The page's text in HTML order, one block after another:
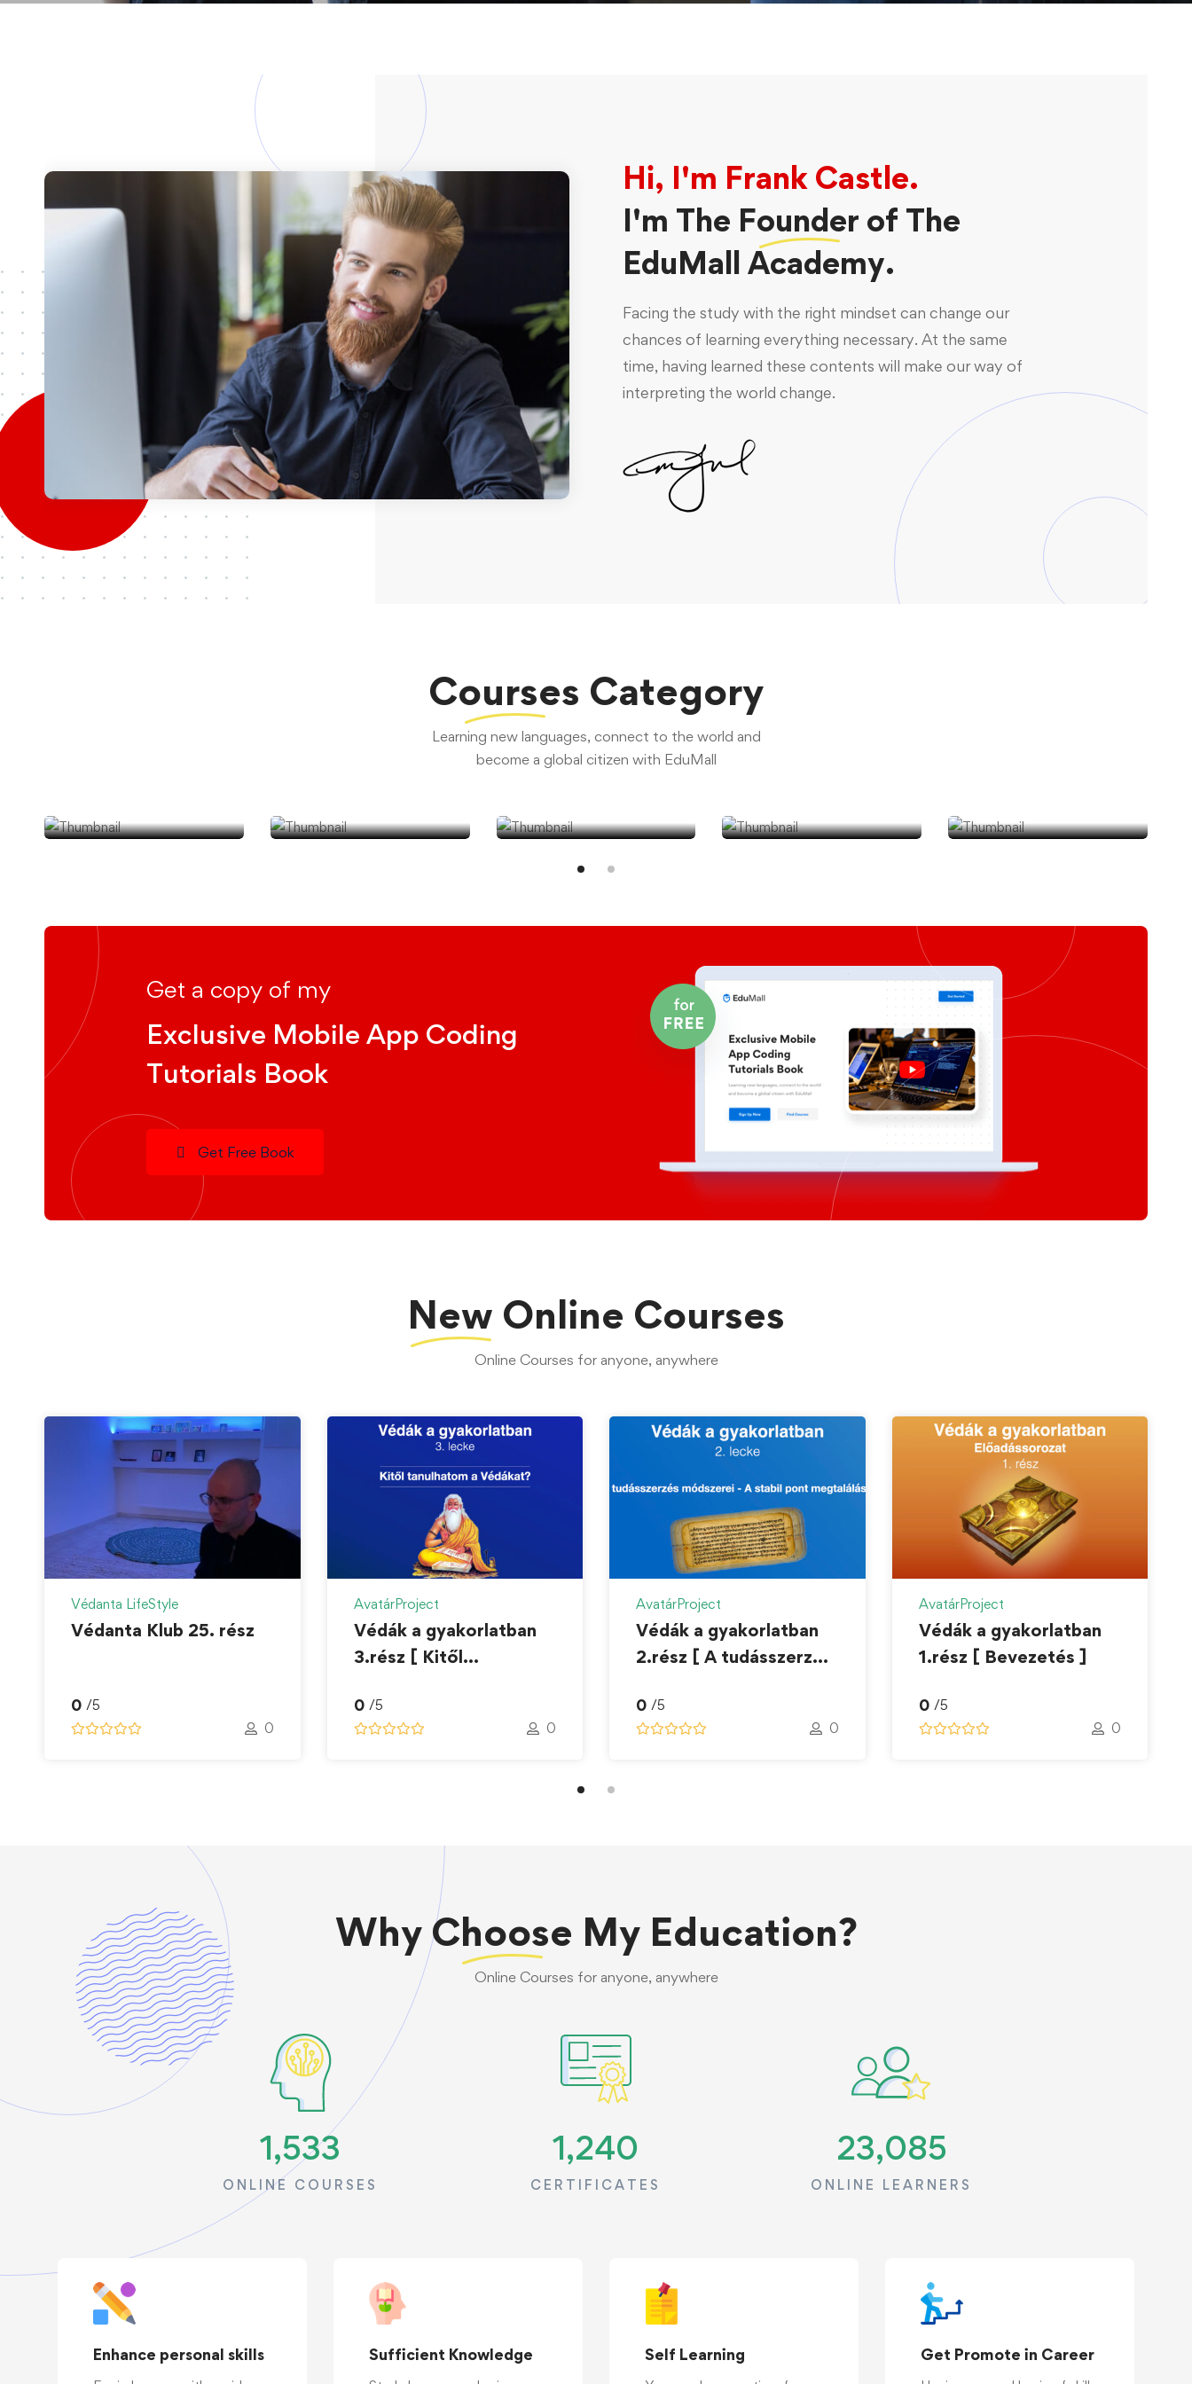
Hi, I'm Frank Castle.
I'm The Founder of The
EduMall Academy.
Facing the study with the right mindset can change our
chances of learning everything necessary. At the same
time, having learned these contents will make our way of
interpreting the world change.
Courses Category
Learning new languages, connect to the world and
become a global citizen with EduMall
Get a copy of my
Exclusive Mobile App Coding
Tutorials Book
Get Free Book
New Online Courses
Online Courses for anyone, anywhere
Védanta LifeStyle
Védanta Klub 25. rész
0 /5
0
AvatárProject
Védák a gyakorlatban
3.rész [ Kitől
]
0 /5
0
AvatárProject
Védák a gyakorlatban
2.rész [ A tudásszerzés
0 /5
0
AvatárProject
Védák a gyakorlatban
1.rész [ Bevezetés ]
0 /5
0
WhyChoose My Education?
Online Courses for anyone, anywhere
1,533
ONLINE COURSES
1,240
CERTIFICATES
23,085
ONLINE LEARNERS
Enhance personal skills Sufficient Knowledge Self Learning Get Promote in Career